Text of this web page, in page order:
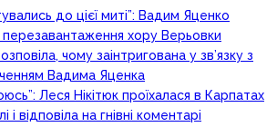
до цієї миті”: Вадим Яценко
хору Верьовки
чому заінтригована у зв’язку з
Вадима Яценка
Леся Нікітюк проїхалася в Карпатах
і відповіла на гнівні коментарі